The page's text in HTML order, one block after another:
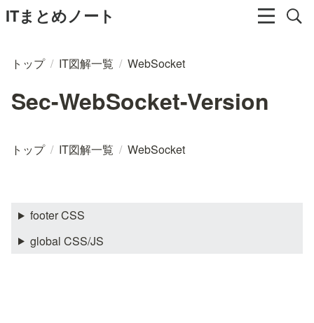
ITまとめノート
トップ / IT図解一覧 / WebSocket
Sec-WebSocket-Version
トップ / IT図解一覧 / WebSocket
footer CSS
global CSS/JS